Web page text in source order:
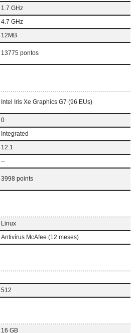
1.7 GHz
4.7 GHz
12MB
13775 pontos
Intel Iris Xe Graphics G7 (96 EUs)
0
Integrated
12.1
--
3998 points
Linux
Antivírus McAfee (12 meses)
512
16 GB